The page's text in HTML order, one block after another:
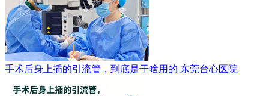
手术后身上插的引流管，到底是干啥用的 东莞台心医院